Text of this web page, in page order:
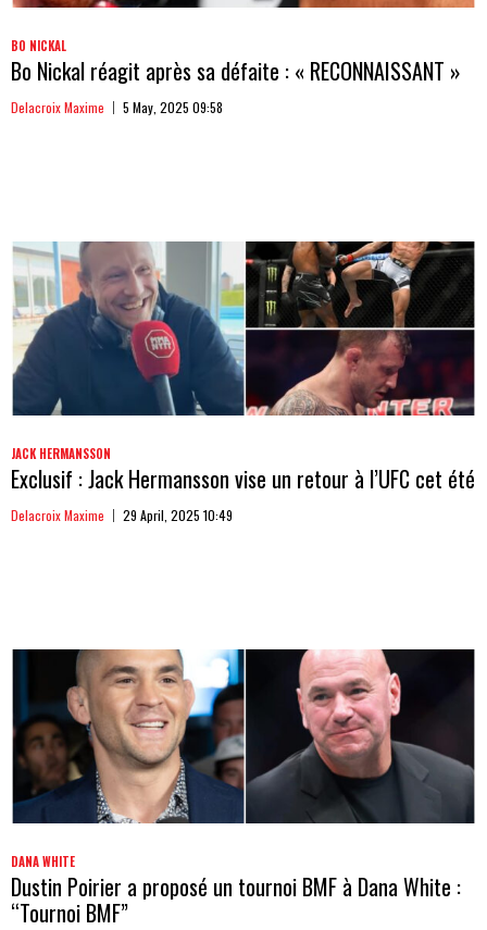
BO NICKAL
Bo Nickal réagit après sa défaite : « RECONNAISSANT »
Delacroix Maxime 5 May, 2025 09:58
JACK HERMANSSON
Exclusif : Jack Hermansson vise un retour à l’UFC cet été
Delacroix Maxime 29 April, 2025 10:49
DANA WHITE
Dustin Poirier a proposé un tournoi BMF à Dana White :
“Tournoi BMF”